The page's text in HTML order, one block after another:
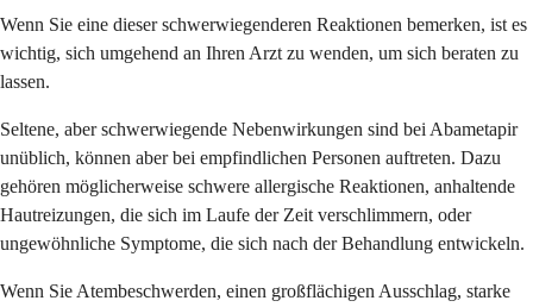
Wenn Sie eine dieser schwerwiegenderen Reaktionen bemerken, ist es
wichtig, sich umgehend an Ihren Arzt zu wenden, um sich beraten zu
lassen.
Seltene, aber schwerwiegende Nebenwirkungen sind bei Abametapir
unüblich, können aber bei empfindlichen Personen auftreten. Dazu
gehören möglicherweise schwere allergische Reaktionen, anhaltende
Hautreizungen, die sich im Laufe der Zeit verschlimmern, oder
ungewöhnliche Symptome, die sich nach der Behandlung entwickeln.
Wenn Sie Atembeschwerden, einen großflächigen Ausschlag, starke